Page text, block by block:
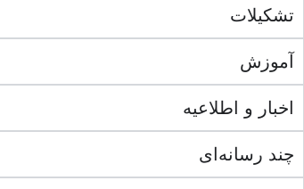
تشکیلات
آموزش
اخبار و اطلاعیه
چند رسانه‌ای